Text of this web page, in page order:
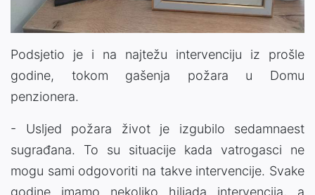
Podsjetio je i na najtežu intervenciju iz prošle
godine, tokom gašenja požara u Domu
penzionera.
- Usljed požara život je izgubilo sedamnaest
sugrađana. To su situacije kada vatrogasci ne
mogu sami odgovoriti na takve intervencije. Svake
godine imamo nekoliko hiljada intervencija, a